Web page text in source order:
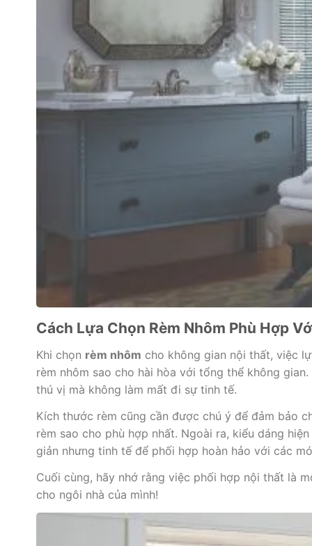
Cách Lựa Chọn Rèm Nhôm Phù Hợp
Khi chọn rèm nhôm cho không gian nội thất, việc
rèm nhôm sao cho hài hòa với tổng thể không
thú vị mà không làm mất đi sự tinh tế.
Kích thước rèm cũng cần được chú ý để đảm bảo
rèm sao cho phù hợp nhất. Ngoài ra, kiểu dáng
giản nhưng tinh tế để phối hợp hoàn hảo với các
Cuối cùng, hãy nhớ rằng việc phối hợp nội thất là
cho ngôi nhà của mình!